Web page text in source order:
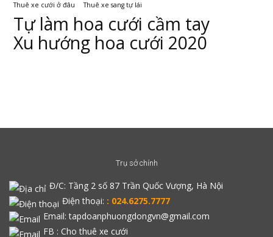
Thuê xe cưới ở đâu Thuê xe sang tự lái
Tự làm hoa cưới cầm tay
Xu hướng hoa cưới 2020
Trụ sở chính
Đ/C: Tầng 2 số 87 Trần Quốc Vượng, Hà Nội
Điện thoại: : 024.6275.7777
Email: tapdoanphuongdongvn@gmail.com
FB : Cho thuê xe cưới